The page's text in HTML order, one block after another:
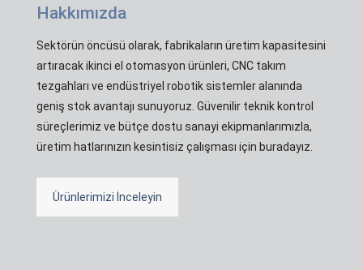
Hakkımızda
Sektörün öncüsü olarak, fabrikaların üretim kapasitesini
artıracak ikinci el otomasyon ürünleri, CNC takım
tezgahları ve endüstriyel robotik sistemler alanında
geniş stok avantajı sunuyoruz. Güvenilir teknik kontrol
süreçlerimiz ve bütçe dostu sanayi ekipmanlarımızla,
üretim hatlarınızın kesintisiz çalışması için buradayız.
Ürünlerimizi İnceleyin